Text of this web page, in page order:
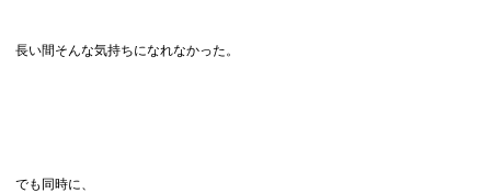
長い間そんな気持ちになれなかった。
でも同時に、